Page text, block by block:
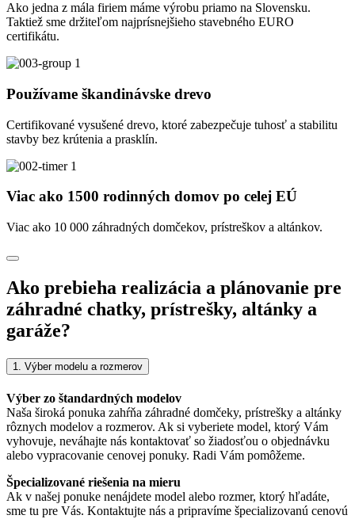
Ako jedna z mála firiem máme výrobu priamo na Slovensku.
Taktiež sme držiteľom najprísnejšieho stavebného EURO
certifikátu.
Používame škandinávske drevo
Certifikované vysušené drevo, ktoré zabezpečuje tuhosť a stabilitu
stavby bez krútenia a prasklín.
Viac ako 1500 rodinných domov po celej EÚ
Viac ako 10 000 záhradných domčekov, prístreškov a altánkov.
Ako prebieha realizácia a plánovanie pre
záhradné chatky, prístrešky, altánky a
garáže?
1. Výber modelu a rozmerov
Výber zo štandardných modelov
Naša široká ponuka zahŕňa záhradné domčeky, prístrešky a altánky
rôznych modelov a rozmerov. Ak si vyberiete model, ktorý Vám
vyhovuje, neváhajte nás kontaktovať so žiadosťou o objednávku
alebo vypracovanie cenovej ponuky. Radi Vám pomôžeme.
Špecializované riešenia na mieru
Ak v našej ponuke nenájdete model alebo rozmer, ktorý hľadáte,
sme tu pre Vás. Kontaktujte nás a pripravíme špecializovanú cenovú